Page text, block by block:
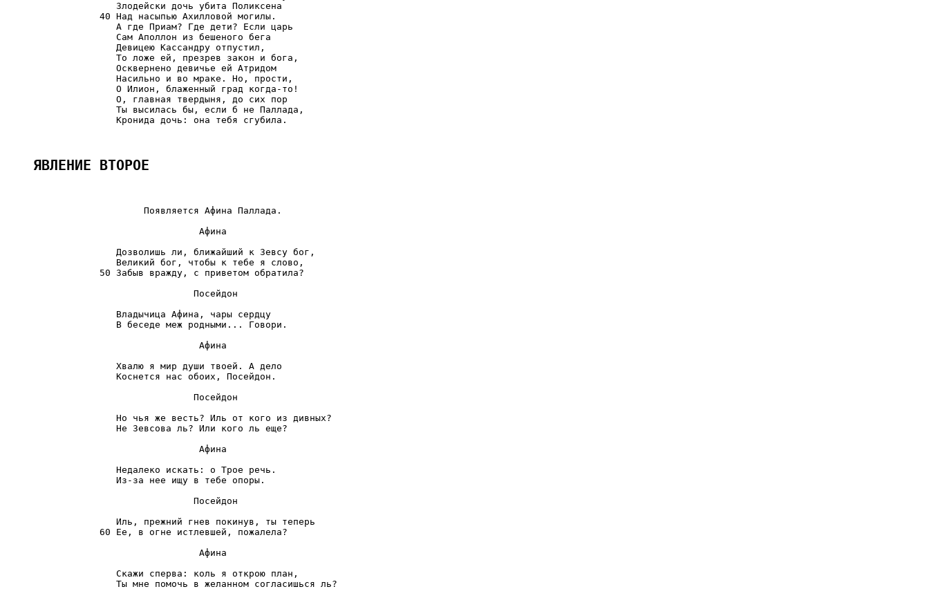
                    Злодейски дочь убита Поликсена
                 40 Над насыпью Ахилловой могилы.
                    А где Приам? Где дети? Если царь
                    Сам Аполлон из бешеного бега
                    Девицею Кассандру отпустил,
                    То ложе ей, презрев закон и бога,
                    Осквернено девичье ей Атридом
                    Насильно и во мраке. Но, прости,
                    О Илион, блаженный град когда-то!
                    О, главная твердыня, до сих пор
                    Ты высилась бы, если б не Паллада,
                    Кронида дочь: она тебя сгубила.
ЯВЛЕНИЕ ВТОРОЕ
                         Появляется Афина Паллада.
                                   Афина
                    Дозволишь ли, ближайший к Зевсу бог,
                    Великий бог, чтобы к тебе я слово,
                 50 Забыв вражду, с приветом обратила?
                                  Посейдон
                    Владычица Афина, чары сердцу
                    В беседе меж родными... Говори.
                                   Афина
                    Хвалю я мир души твоей. А дело
                    Коснется нас обоих, Посейдон.
                                  Посейдон
                    Но чья же весть? Иль от кого из дивных?
                    Не Зевсова ль? Или кого ль еще?
                                   Афина
                    Недалеко искать: о Трое речь.
                    Из-за нее ищу в тебе опоры.
                                  Посейдон
                    Иль, прежний гнев покинув, ты теперь
                 60 Ее, в огне истлевшей, пожалела?
                                   Афина
                    Скажи сперва: коль я открою план,
                    Ты мне помочь в желанном согласишься ль?